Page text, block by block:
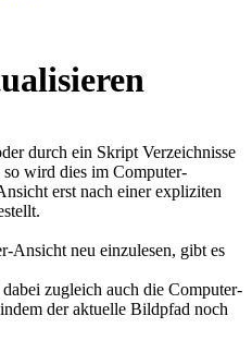
durch ein Skript Verzeichnisse
wird dies im Computer-
erst nach einer expliziten
Ansicht neu einzulesen, gibt es
zugleich auch die Computer-
der aktuelle Bildpfad noch